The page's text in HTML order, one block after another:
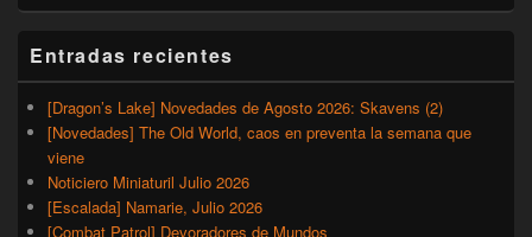
Entradas recientes
[Dragon’s Lake] Novedades de Agosto 2026: Skavens (2)
[Novedades] The Old World, caos en preventa la semana que
viene
Noticiero Miniaturil Julio 2026
[Escalada] Namarie, Julio 2026
[Combat Patrol] Devoradores de Mundos